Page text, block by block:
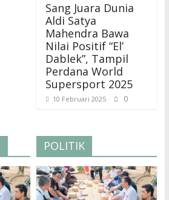
Sang Juara Dunia
Aldi Satya
Mahendra Bawa
Nilai Positif “El’
Dablek”, Tampil
Perdana World
Supersport 2025
10 Februari 2025 0
POLITIK